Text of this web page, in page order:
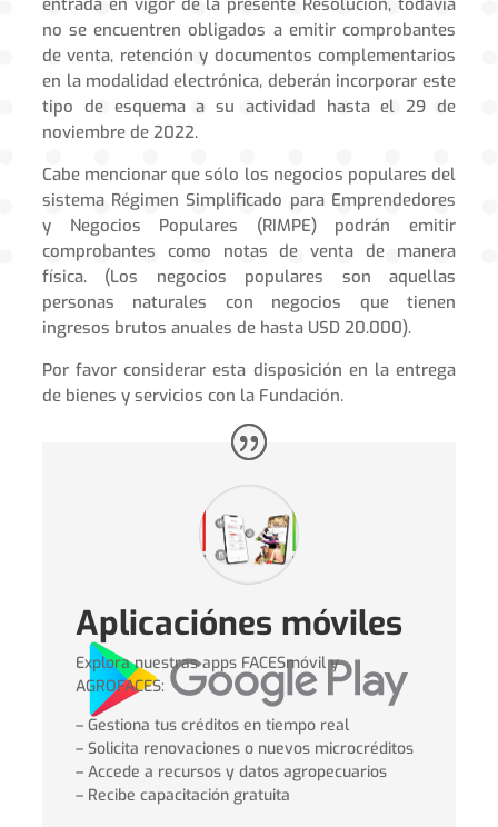
entrada en vigor de la presente Resolución, todavía
no se encuentren obligados a emitir comprobantes
de venta, retención y documentos complementarios
en la modalidad electrónica, deberán incorporar este
tipo de esquema a su actividad hasta el 29 de
noviembre de 2022.
Cabe mencionar que sólo los negocios populares del
sistema Régimen Simplificado para Emprendedores
y Negocios Populares (RIMPE) podrán emitir
comprobantes como notas de venta de manera
física. (Los negocios populares son aquellas
personas naturales con negocios que tienen
ingresos brutos anuales de hasta USD 20.000).
Por favor considerar esta disposición en la entrega
de bienes y servicios con la Fundación.
Aplicaciónes móviles
Explora nuestras apps FACESmóvil y
AGROFACES:
– Gestiona tus créditos en tiempo real
– Solicita renovaciones o nuevos microcréditos
– Accede a recursos y datos agropecuarios
– Recibe capacitación gratuita